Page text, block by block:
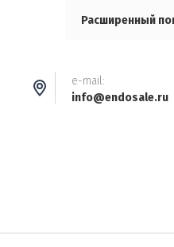
Расширенный
e-mail:
info@endosale.ru